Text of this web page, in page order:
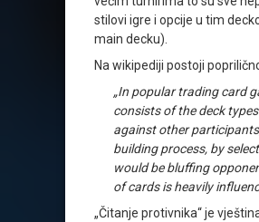
stilovi igre i opcije u tim
main decku).
Na wikipediji postoji
„In popular trading card
consists of the deck
against other
building process, by
would be bluffing
of cards is heavily
„Čitanje protivnika“ je